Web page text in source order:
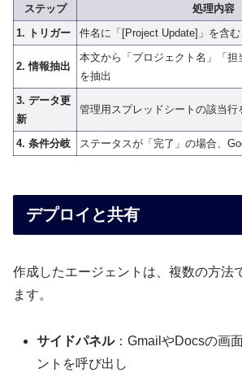
ステップ
処理内容
1. トリガー
件名に「[Project Update]」を含
2. 情報抽出
本文から「プロジェクト名」「担
を抽出
3. データ更
新
管理用スプレッドシートの該当行
4. 条件分岐 ステータスが「完了」の場合、
デプロイと共有
作成したエージェントは、複数の方法
ます。
サイドパネル：GmailやDocsの画
ントを呼び出し